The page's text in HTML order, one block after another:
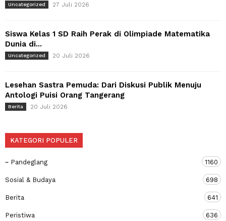
Uncategorized 27 Juli 2026
Siswa Kelas 1 SD Raih Perak di Olimpiade Matematika
Dunia di...
Uncategorized 20 Juli 2026
Lesehan Sastra Pemuda: Dari Diskusi Publik Menuju
Antologi Puisi Orang Tangerang
Berita 20 Juli 2026
KATEGORI POPULER
~ Pandeglang 1160
Sosial & Budaya 698
Berita 641
Peristiwa 636